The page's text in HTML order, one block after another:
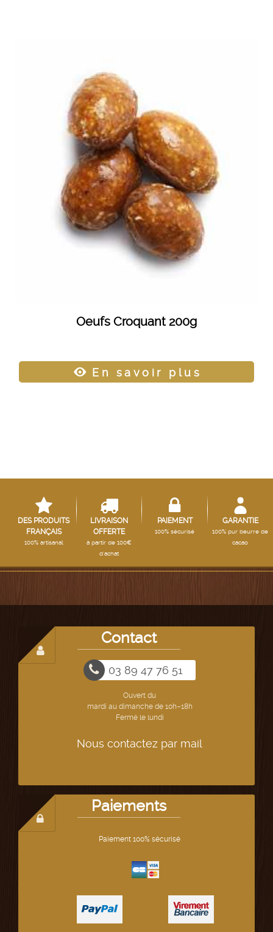
Oeufs Croquant 200g
En savoir plus
DES PRODUITS
FRANÇAIS
100% artisanal
LIVRAISON
OFFERTE
à partir de 100€
d'achat
PAIEMENT
100% sécurisé
GARANTIE
100% pur beurre de
cacao
Contact
03 89 47 76 51
Ouvert du
mardi au dimanche de 10h–18h
Fermé le lundi
Nous contactez par mail
Paiements
Paiement 100% sécurisé